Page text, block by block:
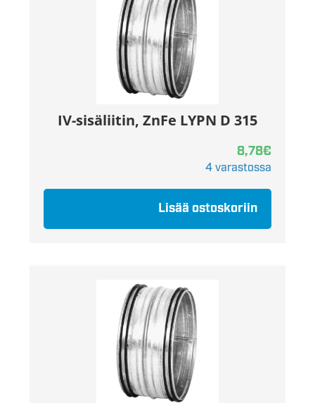
IV-sisäliitin, ZnFe LYPN D 315
8,78€
4 varastossa
Lisää ostoskoriin